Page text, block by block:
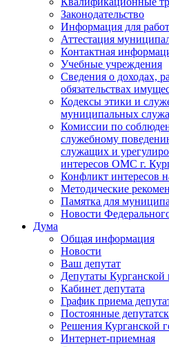
Законодательство
Информация для
Аттестация
Контактная
Учебные учреждения
Сведения о доходах,
обязательствах
Кодексы этики и
муниципальных
Комиссии по
служебному
служащих и
интересов ОМС г.
Конфликт интересов
Методические
Памятка для
Новости
Дума
Общая информация
Новости
Ваш депутат
Депутаты
Кабинет депутата
График приема
Постоянные
Решения Курганской
Интернет-приемная